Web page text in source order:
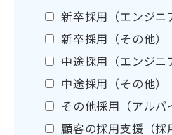
新卒採用（エンジニ
新卒採用（その他）
中途採用（エンジニ
中途採用（その他）
その他採用（アルバ
顧客の採用支援（採